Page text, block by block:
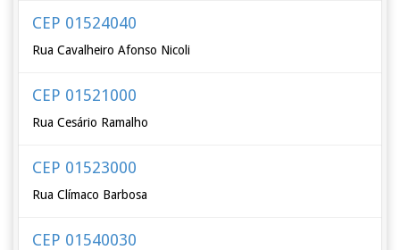
CEP 01524040
Rua Cavalheiro Afonso Nicoli
CEP 01521000
Rua Cesário Ramalho
CEP 01523000
Rua Clímaco Barbosa
CEP 01540030